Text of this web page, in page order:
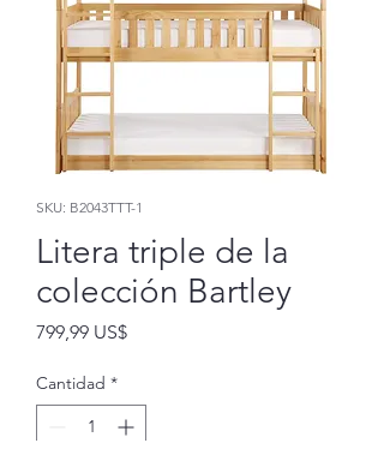
SKU: B2043TTT-1
Litera triple de la
colección Bartley
799,99 US$Precio
Cantidad *